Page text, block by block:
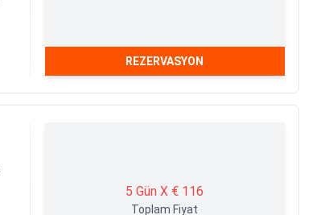
REZERVASYON
5 Gün X € 116
Toplam Fiyat